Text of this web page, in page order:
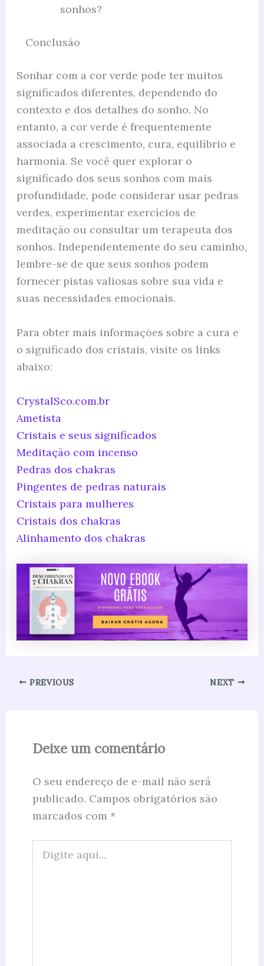
sonhos?
Conclusão
Sonhar com a cor verde pode ter muitos
significados diferentes, dependendo do
contexto e dos detalhes do sonho. No
entanto, a cor verde é frequentemente
associada a crescimento, cura, equilíbrio e
harmonia. Se você quer explorar o
significado dos seus sonhos com mais
profundidade, pode considerar usar pedras
verdes, experimentar exercícios de
meditação ou consultar um terapeuta dos
sonhos. Independentemente do seu caminho,
lembre-se de que seus sonhos podem
fornecer pistas valiosas sobre sua vida e
suas necessidades emocionais.
Para obter mais informações sobre a cura e
o significado dos cristais, visite os links
abaixo:
CrystalSco.com.br
Ametista
Cristais e seus significados
Meditação com incenso
Pedras dos chakras
Pingentes de pedras naturais
Cristais para mulheres
Cristais dos chakras
Alinhamento dos chakras
PREVIOUS NEXT
Deixe um comentário
O seu endereço de e-mail não será
publicado. Campos obrigatórios são
marcados com *
aqui...